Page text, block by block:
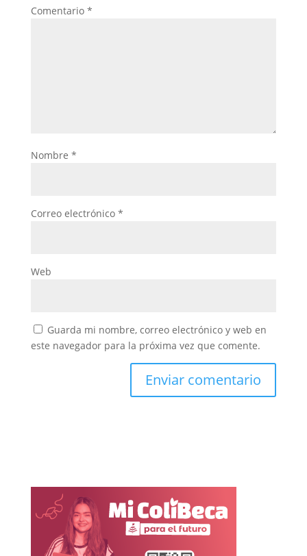
Comentario *
Nombre *
Correo electrónico *
Web
Guarda mi nombre, correo electrónico y web en
este navegador para la próxima vez que comente.